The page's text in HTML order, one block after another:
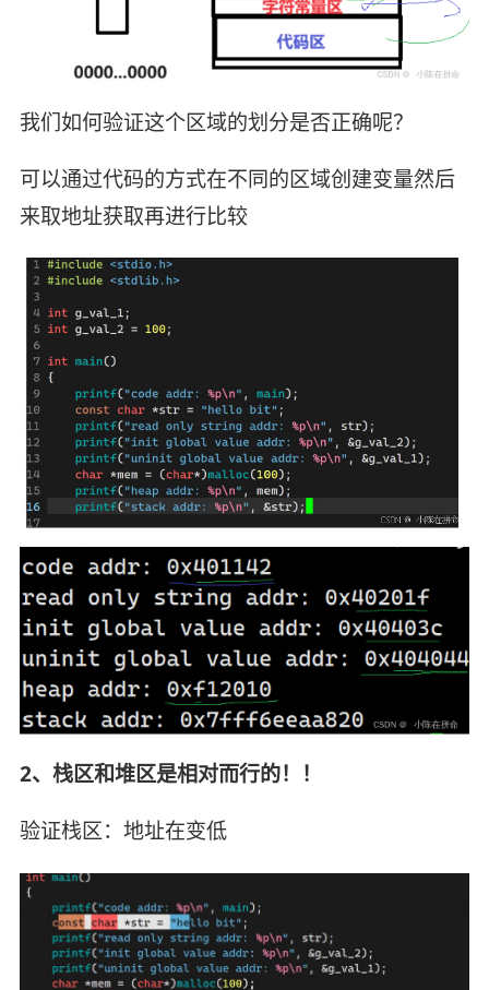
我们如何验证这个区域的划分是否正确呢？
可以通过代码的方式在不同的区域创建变量然后
来取地址获取再进行比较
2、栈区和堆区是相对而行的！！
验证栈区：地址在变低